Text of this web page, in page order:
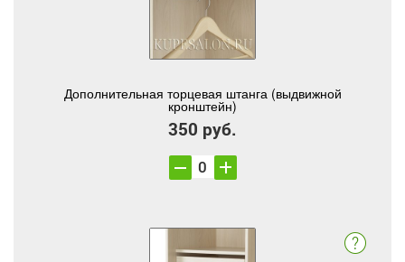
Дополнительная торцевая штанга (выдвижной
кронштейн)
350 руб.